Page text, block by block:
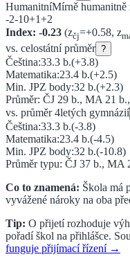
HumanitníMírně humanitně
-2-10+1+2
Index: -0.23 (zčj=+0.58, z
vs. celostátní průměr ?
Čeština:33.3 b.(+3.8)
Matematika:23.4 b.(+2.5)
Min. JPZ body:32 b.(+2.3)
Průměr: ČJ 29 b., MA 21
vs. průměr4letých gymnázií
Čeština:33.3 b.(-3.8)
Matematika:23.4 b.(-4.5)
Min. JPZ body:32 b.(-10.8)
Průměr typu: ČJ 37 b., MA
Co to znamená: Škola má
vyvážené nároky na oba
Tip: O přijetí rozhoduje
pořadí škol na přihlášce.
funguje přijímací řízení →